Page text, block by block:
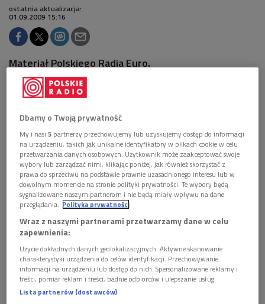
ostatnia aktualizacja:
01.09.2009 15:16
Materiał Polskiego Radia Euro.
AUDIO 1 plik
 03'01
Wrzesień 1939 - zbiory dokumentów BN w
internecie
W związku z 70 rocznicą wybuchu II wojny światowej
Biblioteka Narodowa udostępnia kolekcję prasy polskiej z
1939 r. w Internecie. Kolekcja "Wrzesień 1939", która zawiera
cyfrowe kopie oraz skany polskiej prasy, odezw, druków
ulotnych i innych dokumentów ukazujących się od końca
sierpnia do początków października 1939 r. na ziemiach II
Rzeczpospolitej, jest dostępna od dziś na stronach Cyfrowej
Biblioteki Narodowej Polona. O szczegółach Kamil Olak.
Dbamy o Twoją prywatność
My i nasi5 partnerzy przechowujemy lub uzyskujemy dostęp do informacji
na urządzeniu, takich jak unikalne identyfikatory w plikach cookie w celu
przetwarzania danych osobowych. Użytkownik może zaakceptować swoje
wybory lub zarządzać nimi, klikając poniżej, jak również skorzystać z
prawa do sprzeciwu na podstawie prawnie uzasadnionego interesu lub w
dowolnym momencie na stronie polityki prywatności. Te wybory będą
sygnalizowane naszym partnerom i nie będą miały wpływu na dane
przeglądania. Polityka prywatności
Wraz z naszymi partnerami przetwarzamy dane w celu
zapewnienia:
Użycie dokładnych danych geolokalizacyjnych. Aktywne skanowanie
charakterystyki urządzenia do celów identyfikacji. Przechowywanie
informacji na urządzeniu lub dostęp do nich. Spersonalizowane reklamy i
treści, pomiar reklam i treści, badnie odbiorców i ulepszanie usług.
Lista partnerów (dostawców)